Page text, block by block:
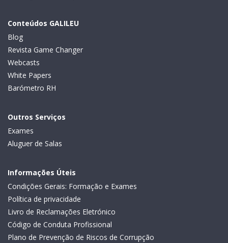
Conteúdos GALILEU
Blog
Revista Game Changer
Webcasts
White Papers
Barómetro RH
Outros Serviços
Exames
Aluguer de Salas
Informações Úteis
Condições Gerais: Formação e Exames
Política de privacidade
Livro de Reclamações Eletrónico
Código de Conduta Profissional
Plano de Prevenção de Riscos de Corrupção